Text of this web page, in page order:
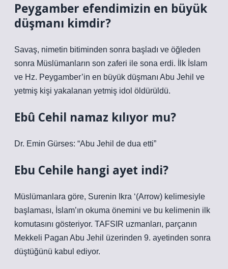
Peygamber efendimizin en büyük
düşmanı kimdir?
Savaş, nimetin bitiminden sonra başladı ve öğleden
sonra Müslümanların son zaferi ile sona erdi. İlk İslam
ve Hz. Peygamber’in en büyük düşmanı Abu Jehil ve
yetmiş kişi yakalanan yetmiş idol öldürüldü.
Ebû Cehil namaz kılıyor mu?
Dr. Emin Gürses: “Abu Jehil de dua etti”
Ebu Cehile hangi ayet indi?
Müslümanlara göre, Surenin Ikra ‘(Arrow) kelimesiyle
başlaması, İslam’ın okuma önemini ve bu kelimenin ilk
komutasını gösteriyor. TAFSIR uzmanları, parçanın
Mekkeli Pagan Abu Jehil üzerinden 9. ayetinden sonra
düştüğünü kabul ediyor.